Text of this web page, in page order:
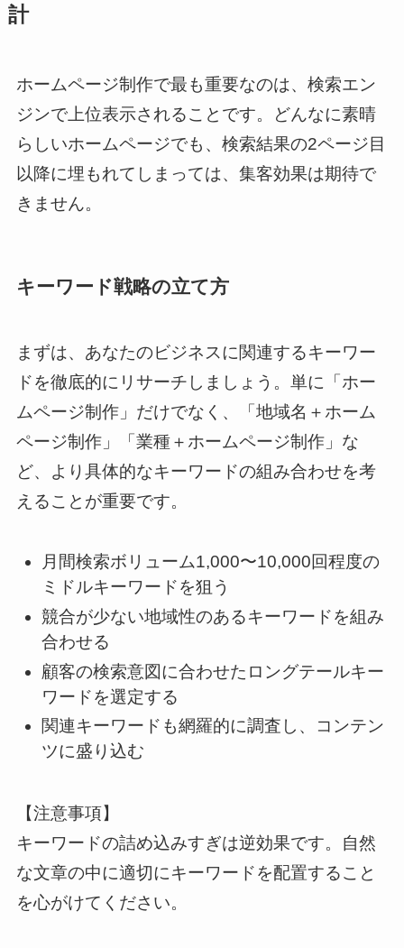
計
ホームページ制作で最も重要なのは、検索エン
ジンで上位表示されることです。どんなに素晴
らしいホームページでも、検索結果の2ページ目
以降に埋もれてしまっては、集客効果は期待で
きません。
キーワード戦略の立て方
まずは、あなたのビジネスに関連するキーワー
ドを徹底的にリサーチしましょう。単に「ホー
ムページ制作」だけでなく、「地域名＋ホーム
ページ制作」「業種＋ホームページ制作」な
ど、より具体的なキーワードの組み合わせを考
えることが重要です。
月間検索ボリューム1,000〜10,000回程度の
ミドルキーワードを狙う
競合が少ない地域性のあるキーワードを組み
合わせる
顧客の検索意図に合わせたロングテールキー
ワードを選定する
関連キーワードも網羅的に調査し、コンテン
ツに盛り込む
【注意事項】
キーワードの詰め込みすぎは逆効果です。自然
な文章の中に適切にキーワードを配置すること
を心がけてください。